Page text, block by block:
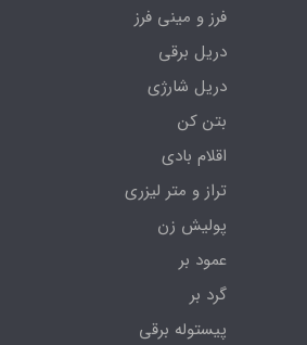
فرز و مینی فرز
دریل برقی
دریل شارژی
بتن کن
اقلام بادی
تراز و متر لیزری
پولیش زن
عمود بر
گرد بر
پیستوله برقی